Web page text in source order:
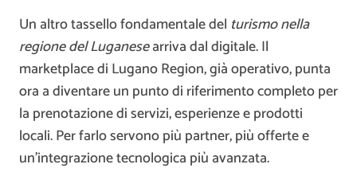
Un altro tassello fondamentale del turismo nella
regione del Luganesearriva dal digitale. Il
marketplace di Lugano Region, già operativo, punta
ora a diventare un punto di riferimento completo per
la prenotazione di servizi, esperienze e prodotti
locali. Per farlo servono più partner, più offerte e
un’integrazione tecnologica più avanzata.